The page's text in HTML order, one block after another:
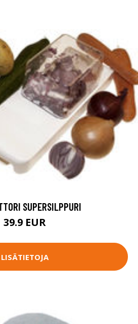
SUPERSILPPURI
39.9 EUR
LISÄTIETOJA